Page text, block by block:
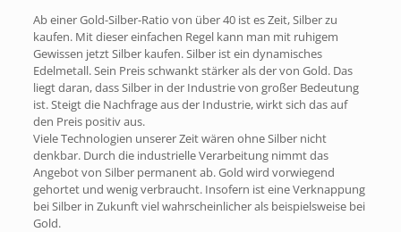
Ab einer Gold-Silber-Ratio von über 40 ist es Zeit, Silber zu
kaufen. Mit dieser einfachen Regel kann man mit ruhigem
Gewissen jetzt Silber kaufen. Silber ist ein dynamisches
Edelmetall. Sein Preis schwankt stärker als der von Gold. Das
liegt daran, dass Silber in der Industrie von großer Bedeutung
ist. Steigt die Nachfrage aus der Industrie, wirkt sich das auf
den Preis positiv aus.
Viele Technologien unserer Zeit wären ohne Silber nicht
denkbar. Durch die industrielle Verarbeitung nimmt das
Angebot von Silber permanent ab. Gold wird vorwiegend
gehortet und wenig verbraucht. Insofern ist eine Verknappung
bei Silber in Zukunft viel wahrscheinlicher als beispielsweise bei
Gold.